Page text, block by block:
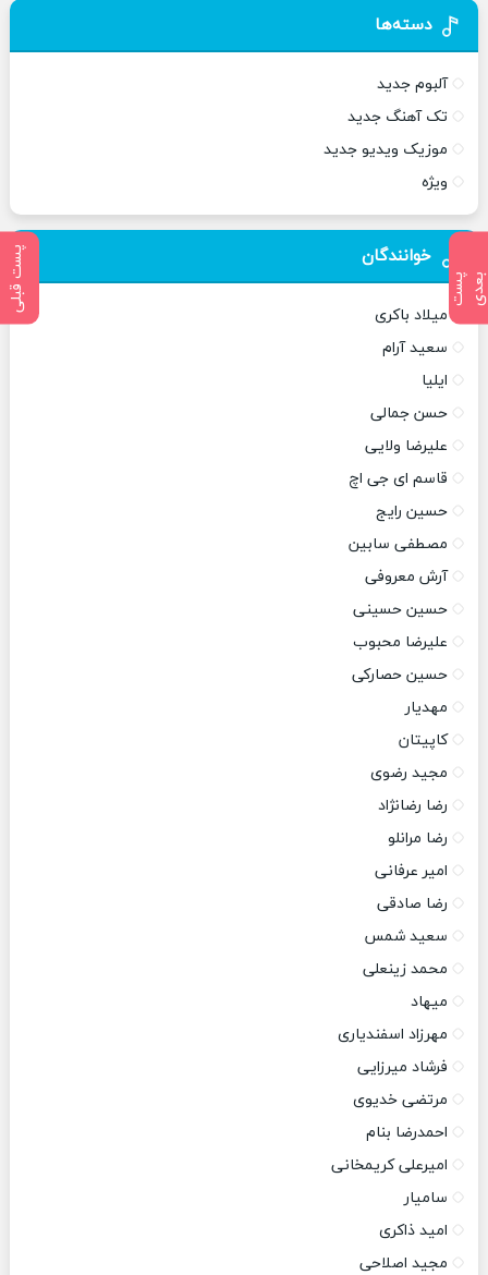
پ
س
ت
ب
ع
د ی پست قبلی
دسته‌ها
آلبوم جدید
تک آهنگ جدید
موزیک ویدیو جدید
ویژه
خوانندگان
میلاد باکری
سعید آرام
ایلیا
حسن جمالی
علیرضا ولایی
قاسم ای جی اچ
حسین رایج
مصطفی سابین
آرش معروفی
حسین حسینی
علیرضا محبوب
حسین حصارکی
مهدیار
کاپیتان
مجید رضوی
رضا رضانژاد
رضا مرانلو
امیر عرفانی
رضا صادقی
سعید شمس
محمد زینعلی
میهاد
مهرزاد اسفندیاری
فرشاد میرزایی
مرتضی خدیوی
احمدرضا بنام
امیرعلی کریمخانی
سامیار
امید ذاکری
مجید اصلاحی